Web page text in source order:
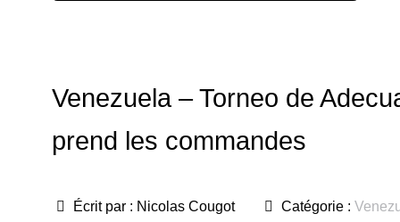
Venezuela – Torneo de
prend les commandes
Écrit par : Nicolas Cougot Catégorie :